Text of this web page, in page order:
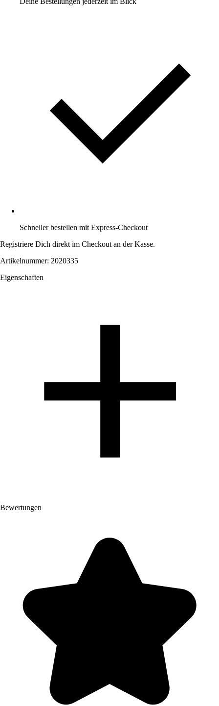
Schneller bestellen mit Express-Checkout
Registriere Dich direkt im Checkout an der Kasse.
Artikelnummer: 2020335
Eigenschaften
Bewertungen